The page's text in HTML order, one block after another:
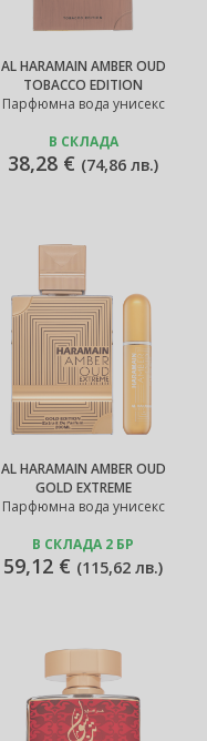
AL HARAMAIN AMBER OUD
TOBACCO EDITION
Парфюмна вода унисекс
В СКЛАДА
38,28 € (74,86 лв.)
AL HARAMAIN AMBER OUD
GOLD EXTREME
Парфюмна вода унисекс
В СКЛАДА 2 БР
59,12 € (115,62 лв.)